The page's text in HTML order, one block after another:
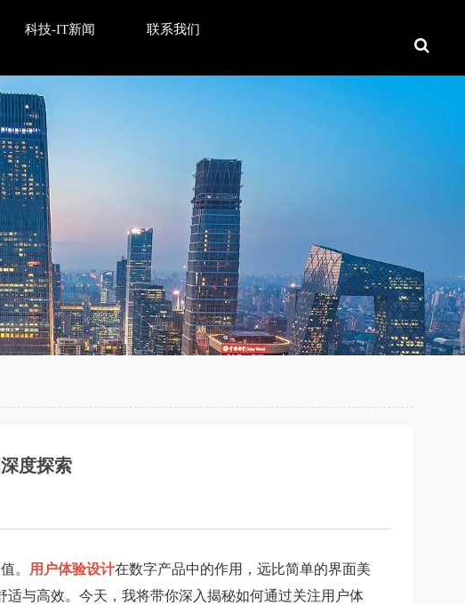
度探索
科技-IT新闻 联系我们
度探索
。 用户体验设计在数字产品中的作用，远比简单的界面美
与高效。今天，我将带你深入揭秘如何通过关注用户体